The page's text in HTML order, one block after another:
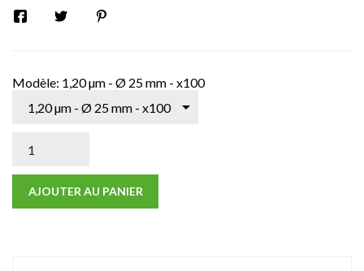
Modèle: 1,20 µm - Ø 25 mm - x100
AJOUTER AU PANIER